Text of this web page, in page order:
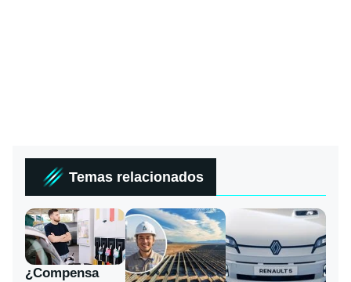
Temas relacionados
¿Compensa